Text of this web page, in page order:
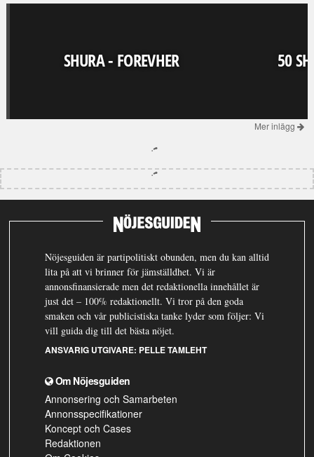
SHURA - FOREVHER 50
Mer inlägg
Nöjesguiden är partipolitiskt obunden, men du kan alltid
lita på att vi brinner för jämställdhet. Vi är
annonsfinansierade men det redaktionella innehållet är
just det – 100% redaktionellt. Vi tror på den goda
smaken och vår publicistiska tanke lyder som följer: Vi
vill guida dig till det bästa nöjet.
ANSVARIG UTGIVARE: PELLE TAMLEHT
Om Nöjesguiden
Annonsering och Samarbeten
Annonsspecifikationer
Koncept och Cases
Redaktionen